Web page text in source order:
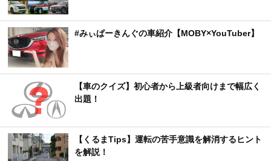
#みぃぱーきんぐの車紹介【MOBY×YouTuber】
【車のクイズ】初心者から上級者向けまで幅広く
出題！
【くるまTips】運転の苦手意識を解消するヒント
を解説！